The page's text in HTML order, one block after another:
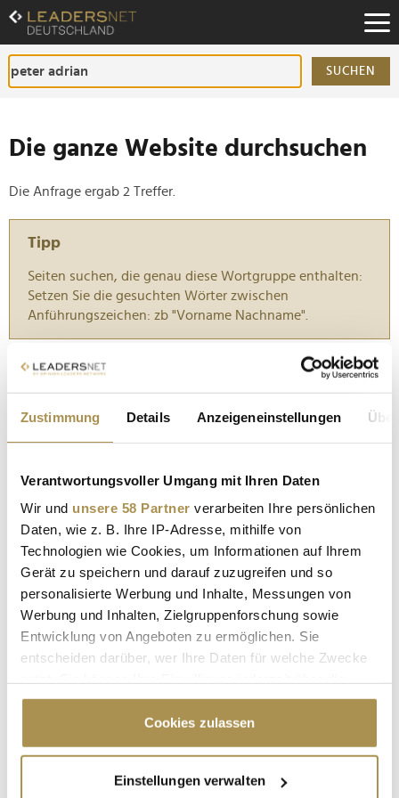
Zustimmung Details Anzeigeneinstellungen
Verantwortungsvoller Umgang mit Ihren Daten
Wir und unsere 58 Partner verarbeiten Ihre persönlichen
Daten, wie z. B. Ihre IP-Adresse, mithilfe von
Technologien wie Cookies, um Informationen auf Ihrem
Gerät zu speichern und darauf zuzugreifen und so
personalisierte Werbung und Inhalte, Messungen von
Werbung und Inhalten, Zielgruppenforschung sowie
Entwicklung von Angeboten zu ermöglichen. Sie
entscheiden darüber, wer Ihre Daten für welche Zwecke
Cookie-Erklärung oder durch Klicken auf das Privacy
Trigger Symbol ändern oder widerrufen
Informationen über Ihre geografische Lage
Cookies zulassen
Einstellungen verwalten
Zum
Inhalt
Zur
Fußzeilen-
Navigation
SUCHEN
Die ganze Website durchsuchen
Die Anfrage ergab 2 Treffer.
Tipp
Seiten suchen, die genau diese Wortgruppe enthalten:
Setzen Sie die gesuchten Wörter zwischen
Anführungszeichen: zb "Vorname Nachname".
"Das reicht vorne und hinten nicht":
Wirtschaftsfunktionäre fordern Nachbesserung bei
der...
NEWS | 24.10.2022
Vorgeschlagene Abschlagszahlung und die Subventionierung
haben sich die Länder dafür ausgesprochen die
Gaspreisbremse auf den 1. Januar vorzuziehen. Der Vorschlag
der Gaspreis-Expertenkommission sieht vor, dass im
Dezember eine...
Gaskrise: Ein Viertel der Industriebetriebe fährt
Produktion zurück
Preise für Energie führen offenbar schon jetzt zu
Produktionsproblemen. Bereits 16 Prozent der
Industriebetriebe in Deutschland sehen sich zur Drosselung